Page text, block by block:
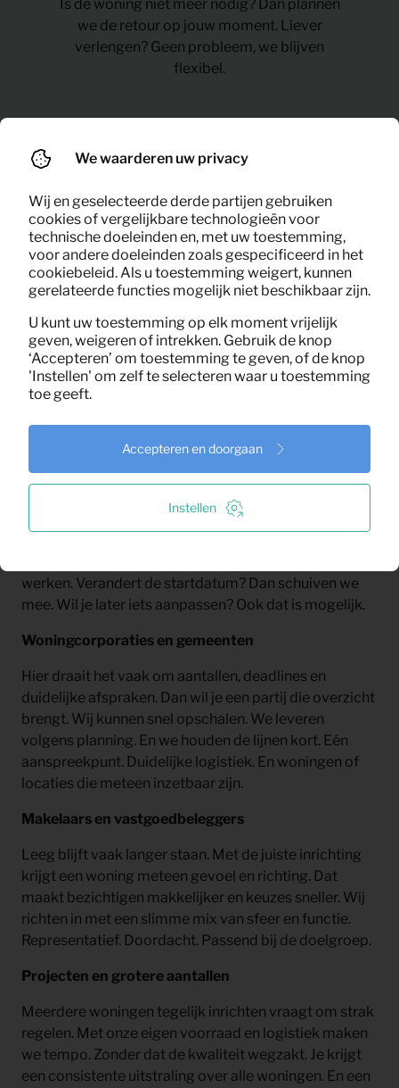
Is de woning niet meer nodig? Dan plannen
we de retour op jouw moment. Liever
verlengen? Geen probleem, we blijven
flexibel.
Meubelverhuur in Utrecht
voor jouw situatie
Elke woning vraagt iets anders. En elke planning ook.
Daarom houden we meubelverhuur in Utrecht graag
helder en simpel. Jij schetst de situatie. Wij regelen een
inrichting die klopt. Praktisch. Netjes. Klaar voor
gebruik. Van één appartement tot een hele reeks
woningen.
Iemand komt aan en moet direct kunnen wonen.
Zonder losse bestellingen. Zonder montage-ellende.
werken. Verandert de startdatum? Dan schuiven we
mee. Wil je later iets aanpassen? Ook dat is mogelijk.
Woningcorporaties en gemeenten
Hier draait het vaak om aantallen, deadlines en
duidelijke afspraken. Dan wil je een partij die overzicht
brengt. Wij kunnen snel opschalen. We leveren
volgens planning. En we houden de lijnen kort. Eén
aanspreekpunt. Duidelijke logistiek. En woningen of
locaties die meteen inzetbaar zijn.
Makelaars en vastgoedbeleggers
Leeg blijft vaak langer staan. Met de juiste inrichting
krijgt een woning meteen gevoel en richting. Dat
maakt bezichtigen makkelijker en keuzes sneller. Wij
richten in met een slimme mix van sfeer en functie.
Representatief. Doordacht. Passend bij de doelgroep.
Projecten en grotere aantallen
Meerdere woningen tegelijk inrichten vraagt om strak
regelen. Met onze eigen voorraad en logistiek maken
we tempo. Zonder dat de kwaliteit wegzakt. Je krijgt
een consistente uitstraling over alle woningen. En een
We waarderen uw privacy
Wij en geselecteerde derde partijen gebruiken
cookies of vergelijkbare technologieën voor
technische doeleinden en, met uw toestemming,
voor andere doeleinden zoals gespecificeerd in het
cookiebeleid. Als u toestemming weigert, kunnen
gerelateerde functies mogelijk niet beschikbaar zijn.
U kunt uw toestemming op elk moment vrijelijk
geven, weigeren of intrekken. Gebruik de knop
‘Accepteren’ om toestemming te geven, of de knop
'Instellen' om zelf te selecteren waar u toestemming
toe geeft.
Instellen
Accepteren en doorgaan